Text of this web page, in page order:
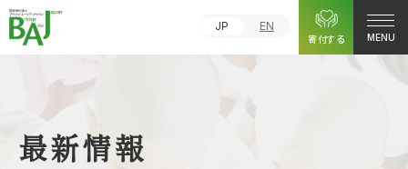
JP
EN
寄付する
MENU
最新情報